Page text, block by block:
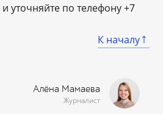
и уточняйте по телефону +7
К началу
Алёна Мамаева
Журналист